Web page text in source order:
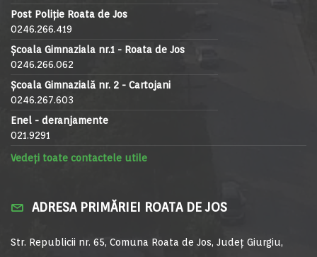
Post Poliție Roata de Jos
0246.266.419
Școala Gimnaziala nr.1 - Roata de Jos
0246.266.062
Școala Gimnazială nr. 2 - Cartojani
0246.267.603
Enel - deranjamente
021.9291
Vedeți toate contactele utile
ADRESA PRIMĂRIEI ROATA DE JOS
Str. Republicii nr. 65, Comuna Roata de Jos, Județ Giurgiu,